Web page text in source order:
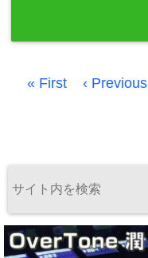
« First ‹ Previous